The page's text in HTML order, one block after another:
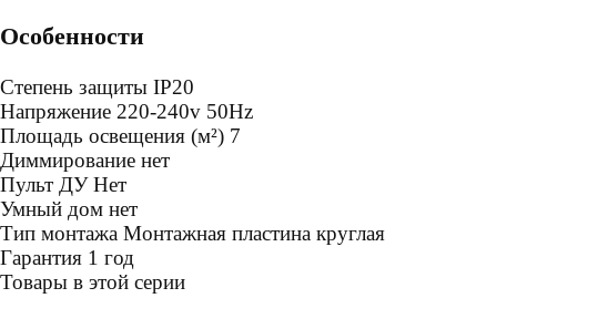
Особенности
Степень защиты IP20
Напряжение 220-240v 50Hz
Площадь освещения (м²) 7
Диммирование нет
Пульт ДУНет
Умный дом нет
Тип монтажа Монтажная пластина круглая
Гарантия 1 год
Товары в этой серии